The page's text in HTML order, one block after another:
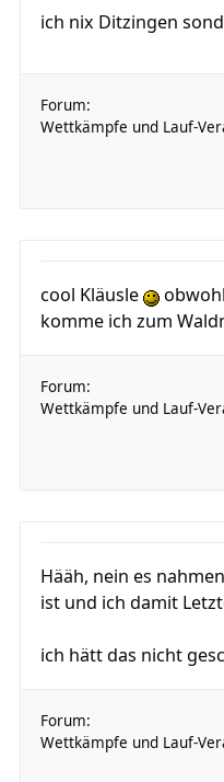
ich nix Ditzingen
Forum:
Wettkämpfe und Lauf-
cool Kläusle
komme ich zum
Forum:
Wettkämpfe und Lauf-
Hääh, nein es
ist und ich damit
ich hätt das nicht
Forum:
Wettkämpfe und Lauf-